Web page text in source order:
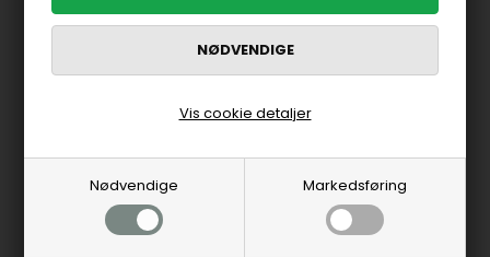
Nødvendige Markedsføring
Vis cookie detaljer